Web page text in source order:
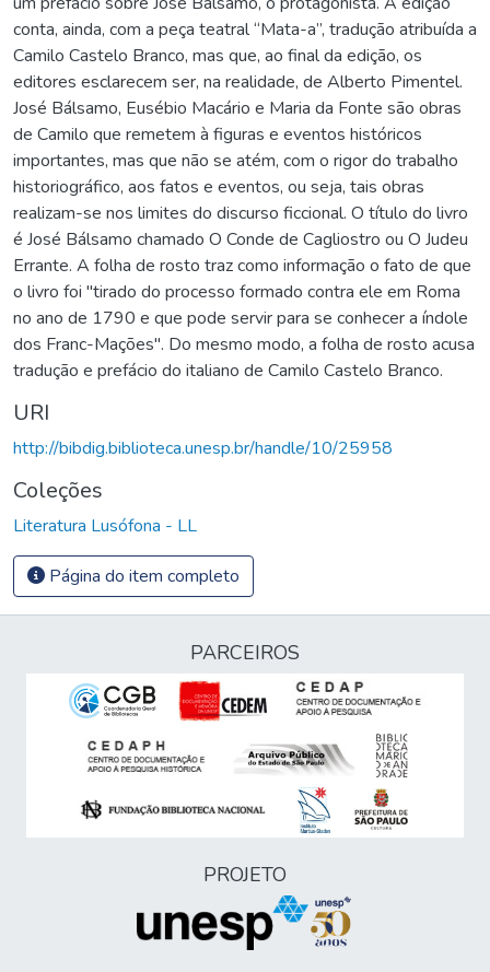
conta, ainda, com a peça teatral “Mata-a”, tradução atribuída a
Camilo Castelo Branco, mas que, ao final da edição, os
editores esclarecem ser, na realidade, de Alberto Pimentel.
José Bálsamo, Eusébio Macário e Maria da Fonte são obras
de Camilo que remetem à figuras e eventos históricos
importantes, mas que não se atém, com o rigor do trabalho
historiográfico, aos fatos e eventos, ou seja, tais obras
realizam-se nos limites do discurso ficcional. O título do livro
é José Bálsamo chamado O Conde de Cagliostro ou O Judeu
Errante. A folha de rosto traz como informação o fato de que
o livro foi "tirado do processo formado contra ele em Roma
no ano de 1790 e que pode servir para se conhecer a índole
dos Franc-Mações". Do mesmo modo, a folha de rosto acusa
tradução e prefácio do italiano de Camilo Castelo Branco.
URI
http://bibdig.biblioteca.unesp.br/handle/10/25958
Coleções
Literatura Lusófona - LL
Página do item completo
PARCEIROS
PROJETO